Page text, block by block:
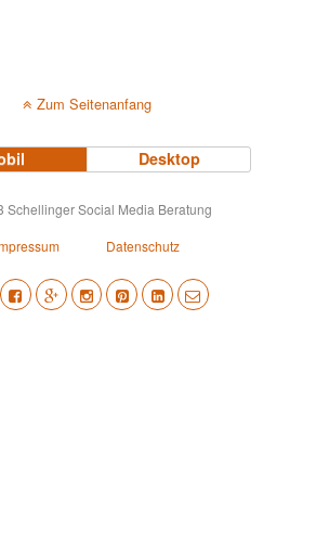
Zum Seitenanfang
Desktop
Schellinger Social Media Beratung
Datenschutz